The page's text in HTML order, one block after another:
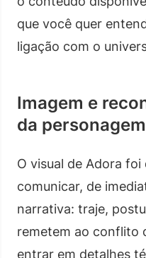
que você quer
ligação com o
Imagem e
da personagem
O visual de Adora foi
comunicar, de
narrativa: traje,
remetem ao conflito
entrar em detalhes